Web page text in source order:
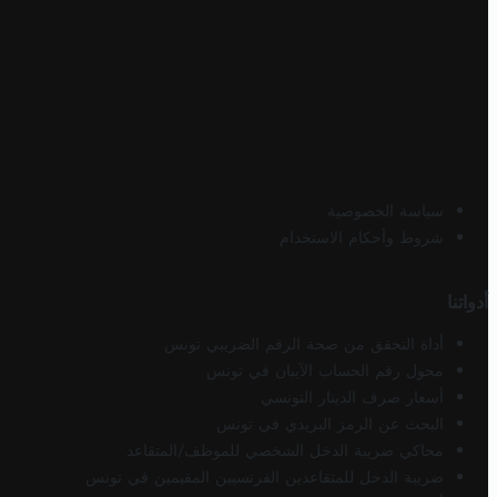
سياسة الخصوصية
شروط وأحكام الاستخدام
أدواتنا
أداة التحقق من صحة الرقم الضريبي تونس
محول رقم الحساب الآيبان في تونس
أسعار صرف الدينار التونسي
البحث عن الرمز البريدي في تونس
محاكي ضريبة الدخل الشخصي للموظف/المتقاعد
ضريبة الدخل للمتقاعدين الفرنسيين المقيمين في تونس